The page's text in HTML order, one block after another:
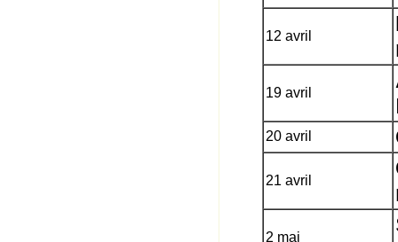
12 avril
19 avril
20 avril
21 avril
2 mai